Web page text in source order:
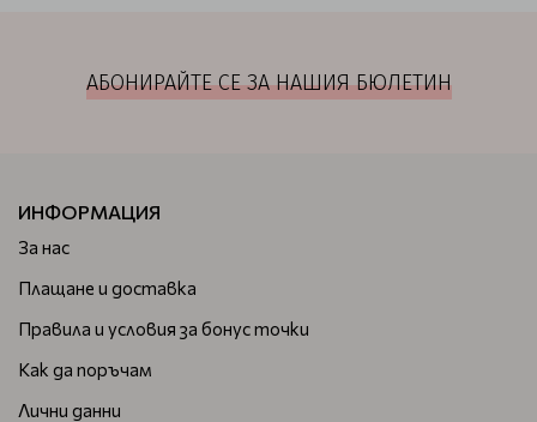
АБОНИРАЙТЕ СЕ ЗА НАШИЯ БЮЛЕТИН
ИНФОРМАЦИЯ
За нас
Плащане и доставка
Правила и условия за бонус точки
Как да поръчам
Лични данни